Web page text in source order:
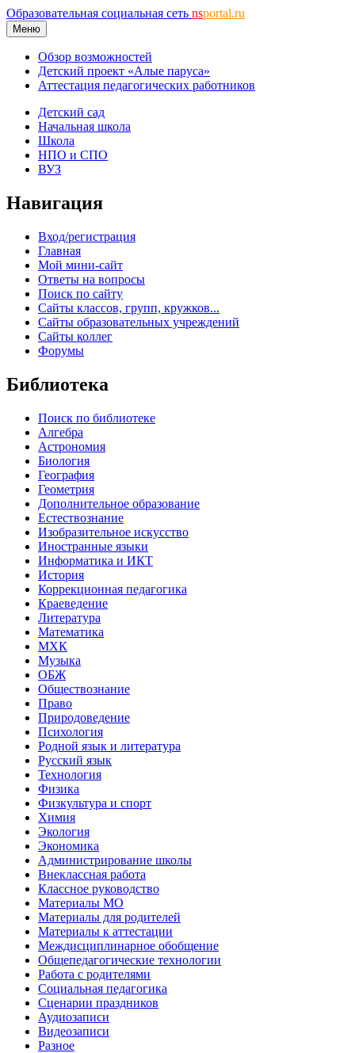
Образовательная социальная сеть nsportal.ru
Меню
Обзор возможностей
Детский проект «Алые паруса»
Аттестация педагогических работников
Детский сад
Начальная школа
Школа
НПО и СПО
ВУЗ
Навигация
Вход/регистрация
Главная
Мой мини-сайт
Ответы на вопросы
Поиск по сайту
Сайты классов, групп, кружков...
Сайты образовательных учреждений
Сайты коллег
Форумы
Библиотека
Поиск по библиотеке
Алгебра
Астрономия
Биология
География
Геометрия
Дополнительное образование
Естествознание
Изобразительное искусство
Иностранные языки
Информатика и ИКТ
История
Коррекционная педагогика
Краеведение
Литература
Математика
МХК
Музыка
ОБЖ
Обществознание
Право
Природоведение
Психология
Родной язык и литература
Русский язык
Технология
Физика
Физкультура и спорт
Химия
Экология
Экономика
Администрирование школы
Внеклассная работа
Классное руководство
Материалы МО
Материалы для родителей
Материалы к аттестации
Междисциплинарное обобщение
Общепедагогические технологии
Работа с родителями
Социальная педагогика
Сценарии праздников
Аудиозаписи
Видеозаписи
Разное